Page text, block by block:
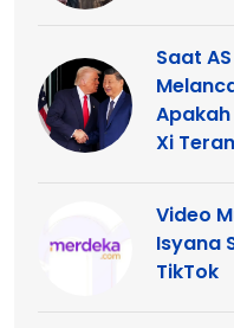
Saat
Xi
Video
Isyana
TikTok